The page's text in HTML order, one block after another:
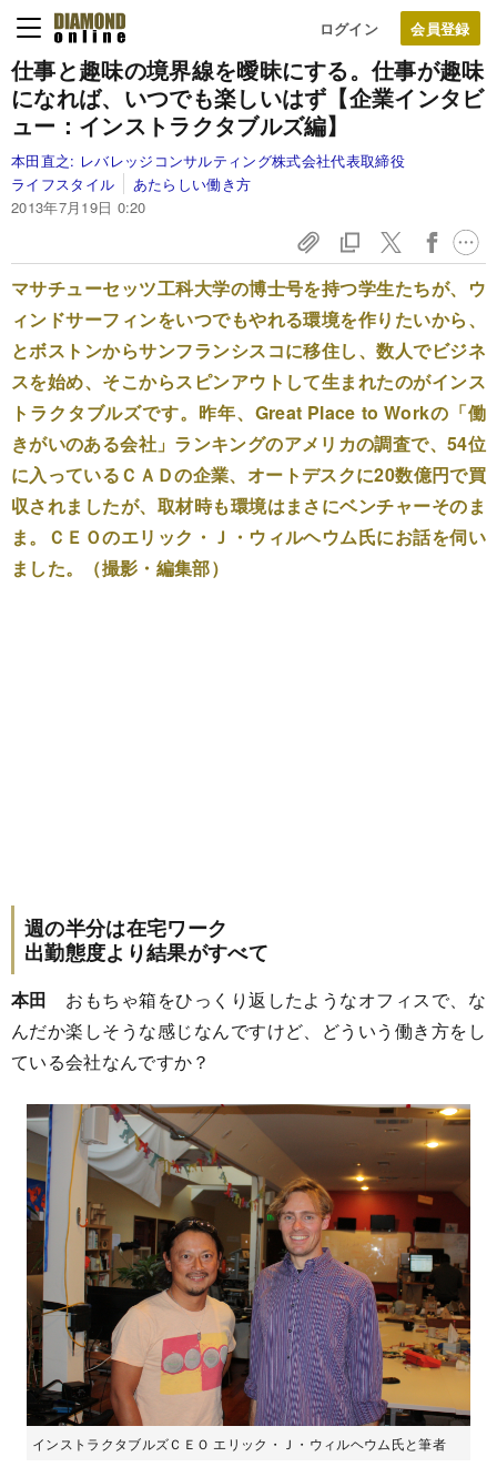
ログイン
仕事と趣味の境界線を曖昧にする。仕事が趣味
になれば、いつでも楽しいはず【企業インタビ
ュー：インストラクタブルズ編】
本田直之: レバレッジコンサルティング株式会社代表取締役
ライフスタイル
あたらしい働き方
2013年7月19日 0:20
マサチューセッツ工科大学の博士号を持つ学生たちが、ウ
ィンドサーフィンをいつでもやれる環境を作りたいから、
とボストンからサンフランシスコに移住し、数人でビジネ
スを始め、そこからスピンアウトして生まれたのがインス
トラクタブルズです。昨年、Great Place to Workの「働
きがいのある会社」ランキングのアメリカの調査で、54位
に入っているＣＡＤの企業、オートデスクに20数億円で買
収されましたが、取材時も環境はまさにベンチャーそのま
ま。ＣＥＯのエリック・Ｊ・ウィルヘウム氏にお話を伺い
ました。（撮影・編集部）
週の半分は在宅ワーク
出勤態度より結果がすべて
本田 おもちゃ箱をひっくり返したようなオフィスで、な
んだか楽しそうな感じなんですけど、どういう働き方をし
ている会社なんですか？
インストラクタブルズＣＥＯ エリック・Ｊ・ウィルヘウム氏と筆者